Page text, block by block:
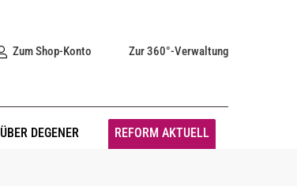
Zum Shop-Konto Zur 360°-Verwaltung
ÜBER DEGENER REFORM AKTUELL